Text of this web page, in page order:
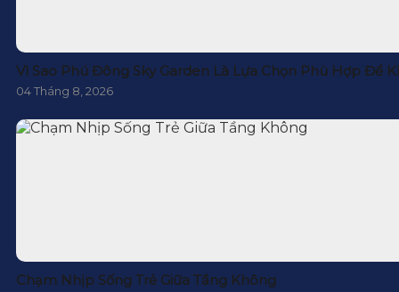
Vì Sao Phú Đông Sky Garden Là Lựa Chọn Phù Hợp Để
04 Tháng 8, 2026
Chạm Nhịp Sống Trẻ Giữa Tầng Không